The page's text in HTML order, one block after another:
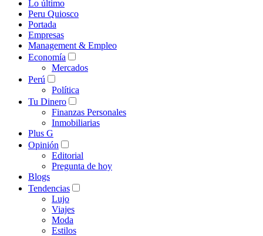
Lo último
Peru Quiosco
Portada
Empresas
Management & Empleo
Economía
Mercados
Perú
Política
Tu Dinero
Finanzas Personales
Inmobiliarias
Plus G
Opinión
Editorial
Pregunta de hoy
Blogs
Tendencias
Lujo
Viajes
Moda
Estilos